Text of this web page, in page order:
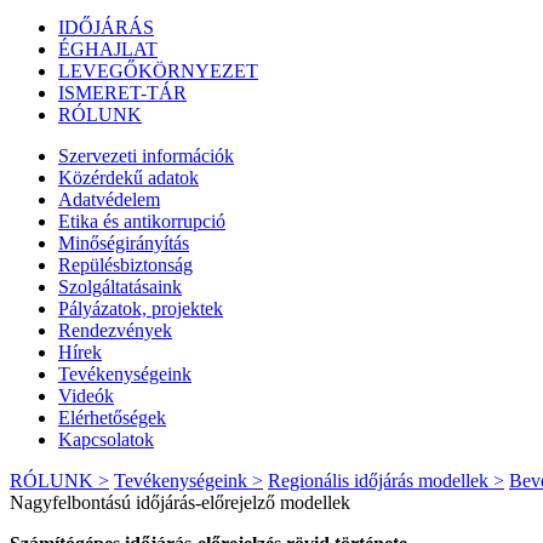
IDŐJÁRÁS
ÉGHAJLAT
LEVEGŐKÖRNYEZET
ISMERET-TÁR
RÓLUNK
Szervezeti információk
Közérdekű adatok
Adatvédelem
Etika és antikorrupció
Minőségirányítás
Repülésbiztonság
Szolgáltatásaink
Pályázatok, projektek
Rendezvények
Hírek
Tevékenységeink
Videók
Elérhetőségek
Kapcsolatok
RÓLUNK > Tevékenységeink > Regionális időjárás modellek >
Nagyfelbontású időjárás-előrejelző modellek